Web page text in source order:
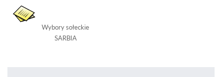
Wybory sołeckie
SARBIA